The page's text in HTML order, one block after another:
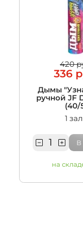
420
336
Дымы
ручной JF
(40/
1
В
на